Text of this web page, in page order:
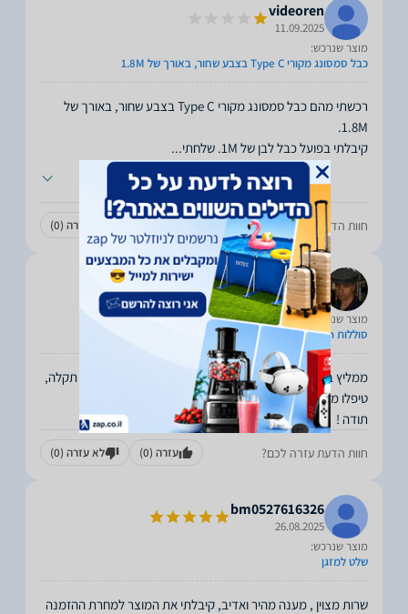
videoren
11.09.2025
מוצר שנרכש:
כבל סמסונג מקורי Type C בצבע שחור, באורך של 1.8M
רכשתי מהם כבל סמסונג מקורי Type C בצבע שחור, באורך של
קיבלתי בפועל כבל לבן של 1M. שלחתי
...
חוות הדעת עזרה לכם? עזרה לא עזרה (0)
Alexander
27.08.2025
מוצר שנרכש:
סוללות GP AA 2700mah
ממליץ בחום! גם שליחה הייתה מהירה וגם כאשר פניתי בגלל תקלה,
תודה !
חוות הדעת עזרה לכם? עזרה (0) לא עזרה (0)
bm0527616326
26.08.2025
מוצר שנרכש:
שלט למזגן
שרות מצוין , מענה מהיר ואדיב, קיבלתי את המוצר למחרת ההזמנה